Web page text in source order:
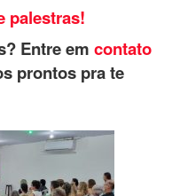
palestras!
Entre emcontato
prontos pra te